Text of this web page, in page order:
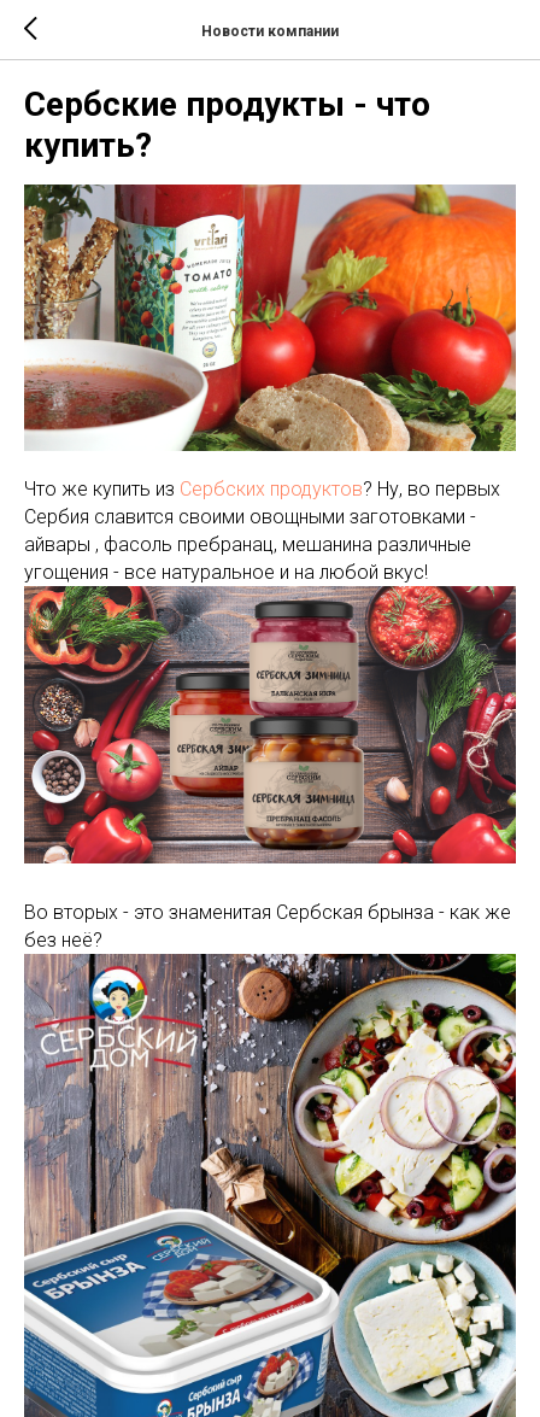
Новости компании
Сербские продукты - что
купить?
Что же купить из Сербских продуктов? Ну, во первых
Сербия славится своими овощными заготовками -
айвары , фасоль пребранац, мешанина различные
угощения - все натуральное и на любой вкус!
Во вторых - это знаменитая Сербская брынза - как же
без неё?